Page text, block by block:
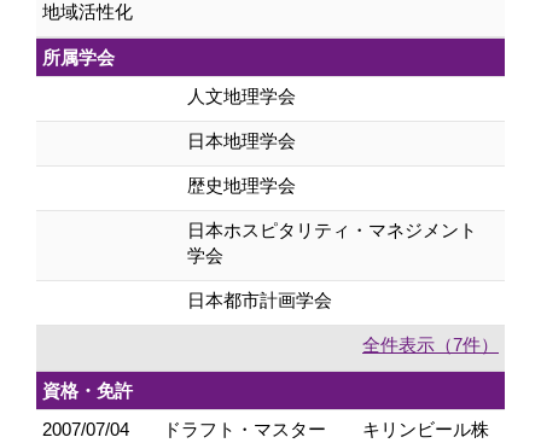
地域活性化
所属学会
人文地理学会
日本地理学会
歴史地理学会
日本ホスピタリティ・マネジメント
学会
日本都市計画学会
全件表示（7件）
資格・免許
2007/07/04
ドラフト・マスター キリンビール株